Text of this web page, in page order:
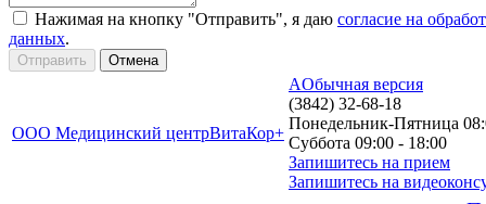
Нажимая на кнопку "Отправить", я даю согласие на
данных.
ООО Медицинский центрВитаКор+
AОбычная версия
(3842) 32-68-18
Понедельник-Пятница
Суббота 09:00 - 18:00
Запишитесь на прием
Запишитесь на